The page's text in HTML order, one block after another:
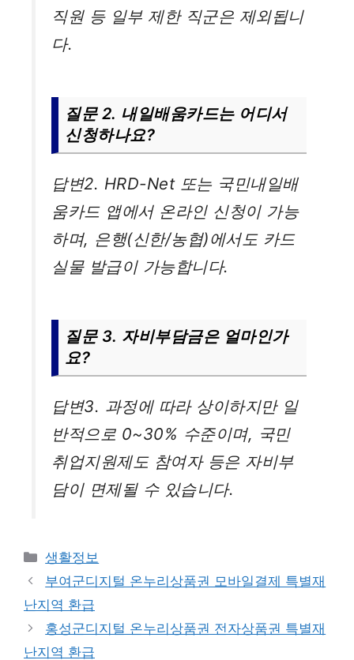
직원 등 일부 제한 직군은 제외됩니
다.
질문 2. 내일배움카드는 어디서
신청하나요?
답변2. HRD-Net 또는 국민내일배
움카드 앱에서 온라인 신청이 가능
하며, 은행(신한/농협)에서도 카드
실물 발급이 가능합니다.
질문 3. 자비부담금은 얼마인가
요?
답변3. 과정에 따라 상이하지만 일
반적으로 0~30% 수준이며, 국민
취업지원제도 참여자 등은 자비부
담이 면제될 수 있습니다.
카
테
리
생활정보
부여군디지털 온누리상품권 모바일결제 특별재
난지역 환급
홍성군디지털 온누리상품권 전자상품권 특별재
난지역 환급